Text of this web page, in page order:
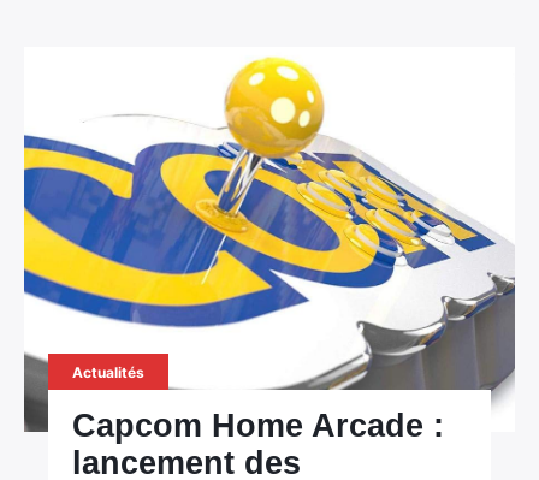
Actualités
Capcom Home Arcade :
lancement des